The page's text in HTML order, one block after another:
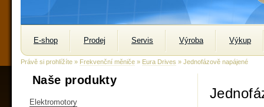
E-shop Prodej Servis Výroba Výkup
Právě si prohlížíte » Frekvenční měniče » Eura Drives » Jednofázově napájené
Naše produkty
Elektromotory